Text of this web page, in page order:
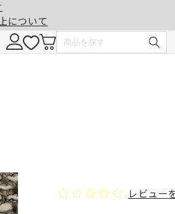
について
レビュー
イト加工